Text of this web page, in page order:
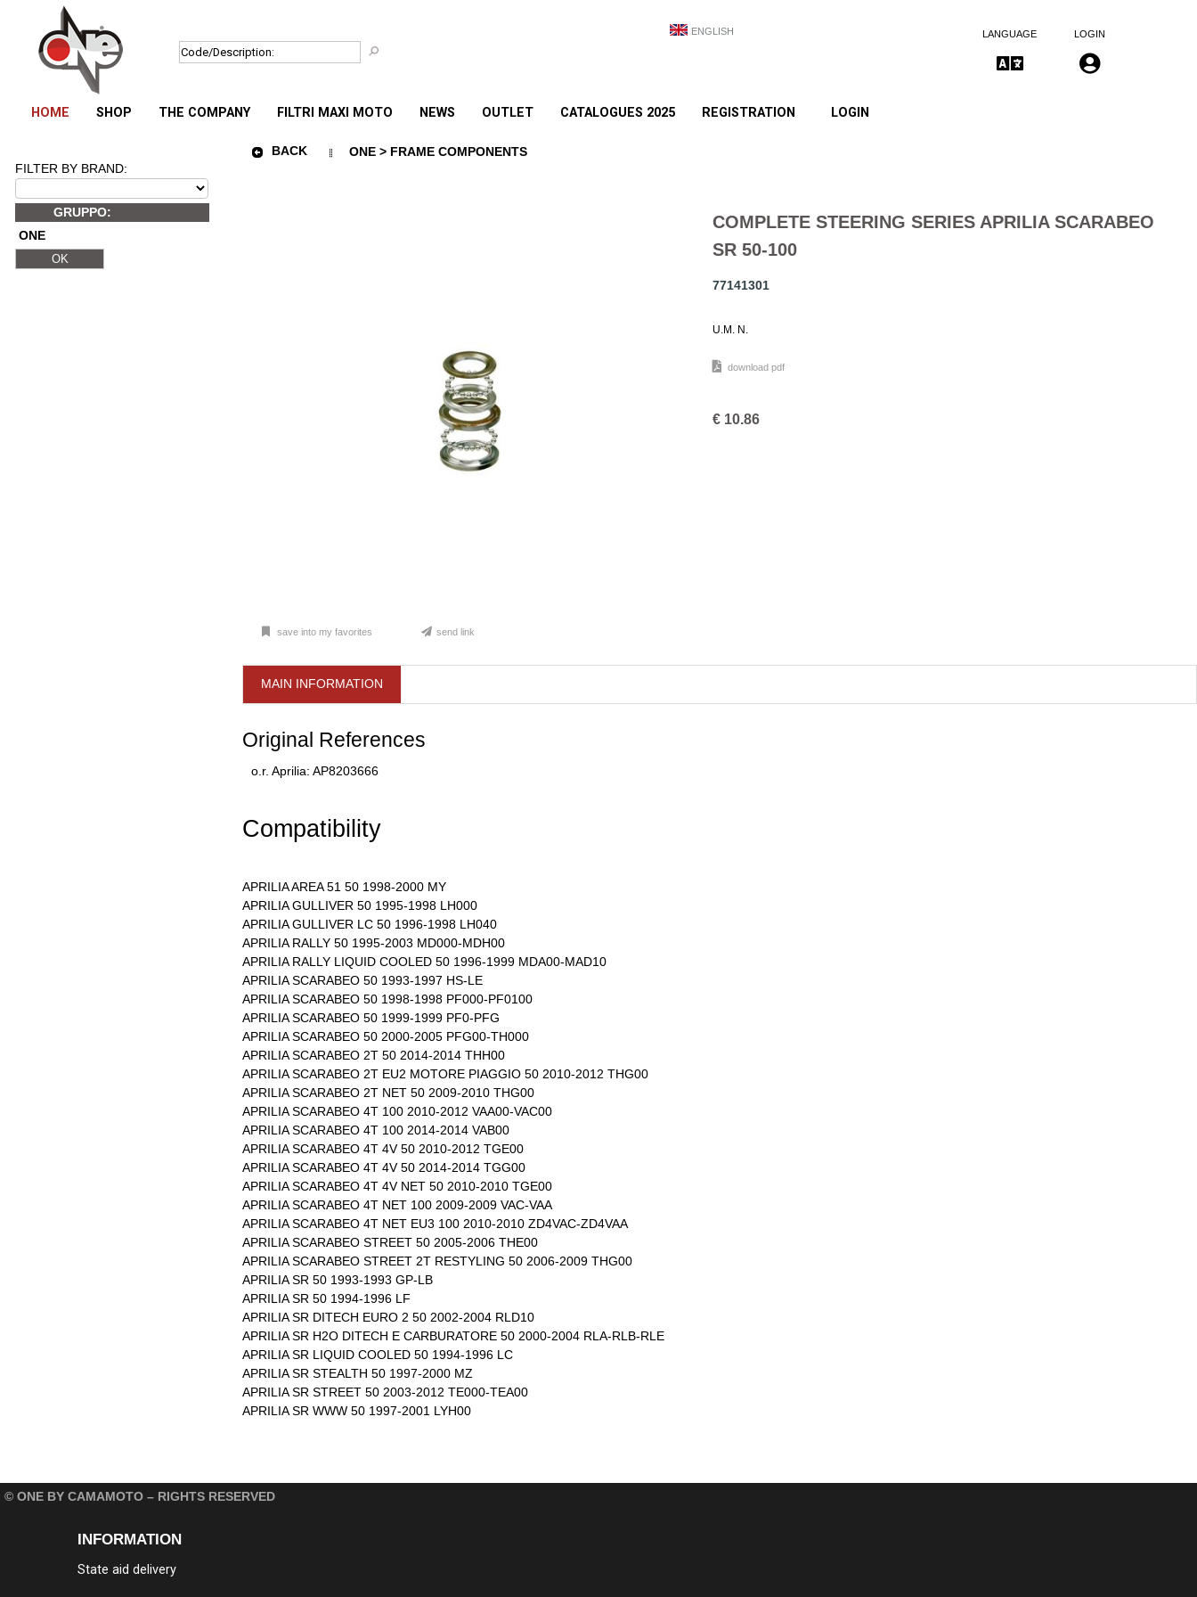
ENGLISH LANGUAGE LOGIN
HOME SHOP THE COMPANY FILTRI MAXI MOTO NEWS OUTLET CATALOGUES 2025 REGISTRATION LOGIN
FILTER BY BRAND:
GRUPPO:
ONE
BACK ONE > FRAME COMPONENTS
COMPLETE STEERING SERIES APRILIA SCARABEO
SR 50-100
77141301
U.M. N.
download pdf
€ 10.86
save into my favorites send link
MAIN INFORMATION
Original References
o.r. Aprilia: AP8203666
Compatibility
APRILIA AREA 51 50 1998-2000 MY
APRILIA GULLIVER 50 1995-1998 LH000
APRILIA GULLIVER LC 50 1996-1998 LH040
APRILIA RALLY 50 1995-2003 MD000-MDH00
APRILIA RALLY LIQUID COOLED 50 1996-1999 MDA00-MAD10
APRILIA SCARABEO 50 1993-1997 HS-LE
APRILIA SCARABEO 50 1998-1998 PF000-PF0100
APRILIA SCARABEO 50 1999-1999 PF0-PFG
APRILIA SCARABEO 50 2000-2005 PFG00-TH000
APRILIA SCARABEO 2T 50 2014-2014 THH00
APRILIA SCARABEO 2T EU2 MOTORE PIAGGIO 50 2010-2012 THG00
APRILIA SCARABEO 2T NET 50 2009-2010 THG00
APRILIA SCARABEO 4T 100 2010-2012 VAA00-VAC00
APRILIA SCARABEO 4T 100 2014-2014 VAB00
APRILIA SCARABEO 4T 4V 50 2010-2012 TGE00
APRILIA SCARABEO 4T 4V 50 2014-2014 TGG00
APRILIA SCARABEO 4T 4V NET 50 2010-2010 TGE00
APRILIA SCARABEO 4T NET 100 2009-2009 VAC-VAA
APRILIA SCARABEO 4T NET EU3 100 2010-2010 ZD4VAC-ZD4VAA
APRILIA SCARABEO STREET 50 2005-2006 THE00
APRILIA SCARABEO STREET 2T RESTYLING 50 2006-2009 THG00
APRILIA SR 50 1993-1993 GP-LB
APRILIA SR 50 1994-1996 LF
APRILIA SR DITECH EURO 2 50 2002-2004 RLD10
APRILIA SR H2O DITECH E CARBURATORE 50 2000-2004 RLA-RLB-RLE
APRILIA SR LIQUID COOLED 50 1994-1996 LC
APRILIA SR STEALTH 50 1997-2000 MZ
APRILIA SR STREET 50 2003-2012 TE000-TEA00
APRILIA SR WWW 50 1997-2001 LYH00
© ONE BY CAMAMOTO – RIGHTS RESERVED
INFORMATION
State aid delivery